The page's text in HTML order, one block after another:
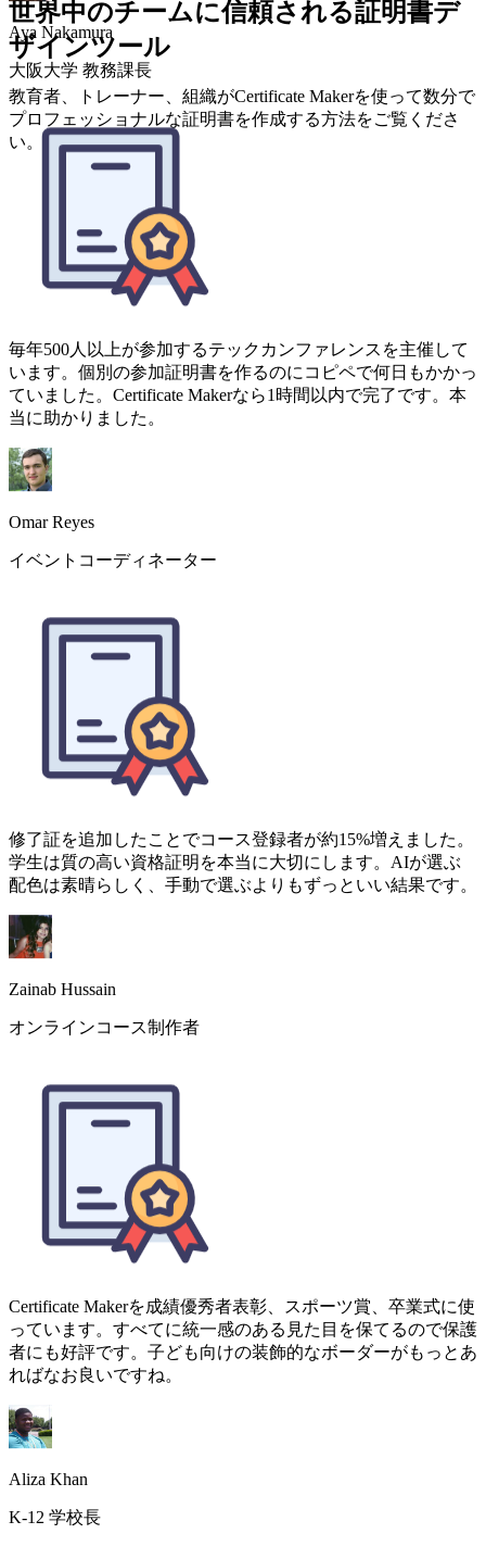
世界中のチームに信頼される証明書デ
ザインツール
教育者、トレーナー、組織がCertificate Makerを使って数分で
プロフェッショナルな証明書を作成する方法をご覧くださ
い。
毎年500人以上が参加するテックカンファレンスを主催して
ていました。Certificate Makerなら1時間以内で完了です。本
当に助かりました。
Omar Reyes
イベントコーディネーター
修了証を追加したことでコース登録者が約15%増えました。
配色は素晴らしく、手動で選ぶよりもずっといい結果です。
オンラインコース制作者
Certificate Makerを成績優秀者表彰、スポーツ賞、卒業式に使
者にも好評です。子ども向けの装飾的なボーダーがもっとあ
ればなお良いですね。
Aliza Khan
K-12 学校長